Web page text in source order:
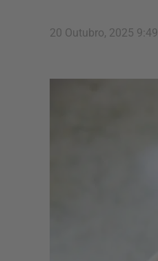
20 Outubro, 2025 9:49